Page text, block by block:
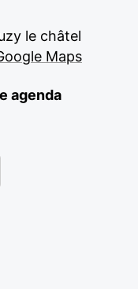
le châtel
Maps
agenda